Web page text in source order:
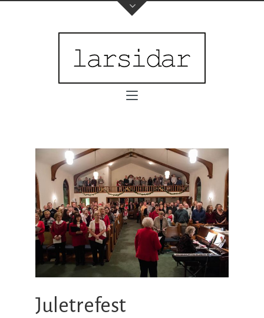
Juletrefest